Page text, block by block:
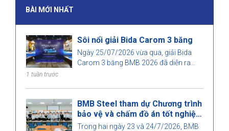
BÀI MỚI NHẤT
1 tuần trước
Sôi nổi giải Bida Carom 3 băng
Ngày 25/07/2026 vừa qua, giải Bida
Carom 3 băng BMB 2026 đã diễn ra
BMB Steel tham dự Chương trình
bảo vệ và chấm đồ án tốt nghiệp
2026
Trong hai ngày 23 và 24/7/2026, BMB